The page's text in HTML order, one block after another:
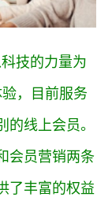
技的力量为
，目前服务
的线上会员。
会员营销两条
了丰富的权益